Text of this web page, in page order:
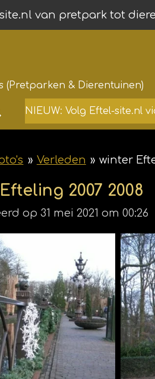
van pretpark tot
(Pretparken & Dierentuinen)
NIEUW: Volg Eftel-site.nl
» Verleden » winter
2007 2008
op 31 mei 2021 om 00:26